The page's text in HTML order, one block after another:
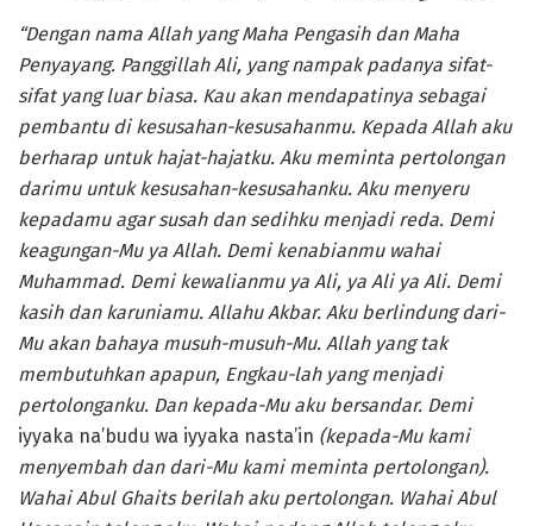
“Dengan nama Allah yang Maha Pengasih dan Maha
Penyayang. Panggillah Ali, yang nampak padanya sifat-
sifat yang luar biasa. Kau akan mendapatinya sebagai
pembantu di kesusahan-kesusahanmu. Kepada Allah aku
berharap untuk hajat-hajatku. Aku meminta pertolongan
darimu untuk kesusahan-kesusahanku. Aku menyeru
kepadamu agar susah dan sedihku menjadi reda. Demi
keagungan-Mu ya Allah. Demi kenabianmu wahai
Muhammad. Demi kewalianmu ya Ali, ya Ali ya Ali. Demi
kasih dan karuniamu. Allahu Akbar. Aku berlindung dari-
Mu akan bahaya musuh-musuh-Mu. Allah yang tak
membutuhkan apapun, Engkau-lah yang menjadi
pertolonganku. Dan kepada-Mu aku bersandar. Demi
iyyaka na’budu wa iyyaka nasta’in (kepada-Mu kami
menyembah dan dari-Mu kami meminta pertolongan).
Wahai Abul Ghaits berilah aku pertolongan. Wahai Abul